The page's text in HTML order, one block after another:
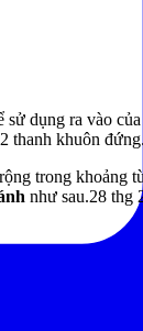
sử dụng ra vào
thanh khuôn đứng.
trong khoảng
như sau.28 thg